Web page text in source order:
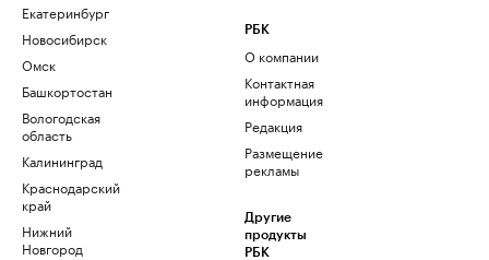
Екатеринбург
Новосибирск
Омск
Башкортостан
Вологодская
область
Калининград
Краснодарский
край
Нижний
Новгород
РБК
О компании
Контактная
информация
Редакция
Размещение
рекламы
Другие
продукты
РБК